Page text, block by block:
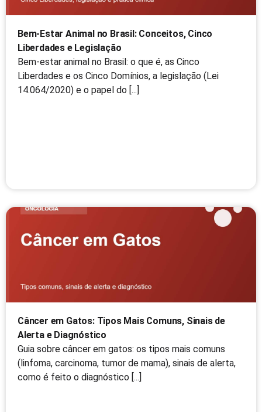
Bem-Estar Animal no Brasil: Conceitos, Cinco
Liberdades e Legislação
Bem-estar animal no Brasil: o que é, as Cinco
Liberdades e os Cinco Domínios, a legislação (Lei
14.064/2020) e o papel do [...]
Câncer em Gatos: Tipos Mais Comuns, Sinais de
Alerta e Diagnóstico
Guia sobre câncer em gatos: os tipos mais comuns
(linfoma, carcinoma, tumor de mama), sinais de alerta,
como é feito o diagnóstico [...]